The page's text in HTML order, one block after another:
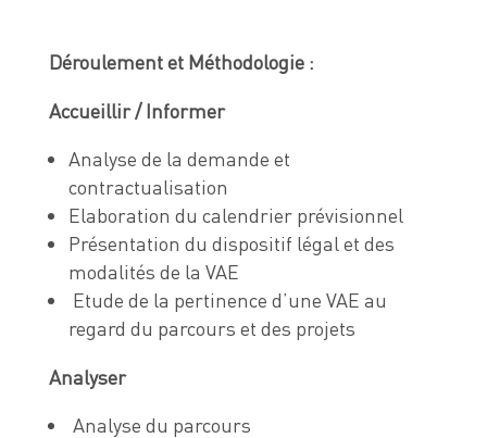
Déroulement et Méthodologie :
Accueillir / Informer
Analyse de la demande et
contractualisation
Elaboration du calendrier prévisionnel
Présentation du dispositif légal et des
modalités de la VAE
Etude de la pertinence d’une VAE au
regard du parcours et des projets
Analyser
Analyse du parcours